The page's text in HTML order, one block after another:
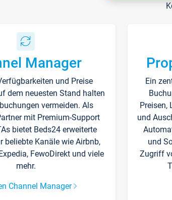
Manager
und Preise
dem neuesten Stand halten
vermeiden. Als
mit Premium-Support
bietet Beds24 erweiterte
beliebte Kanäle wie Airbnb,
FewoDirekt und viele
mehr.
Channel Manager
Ein
Preisen,
und
und
Zugriff